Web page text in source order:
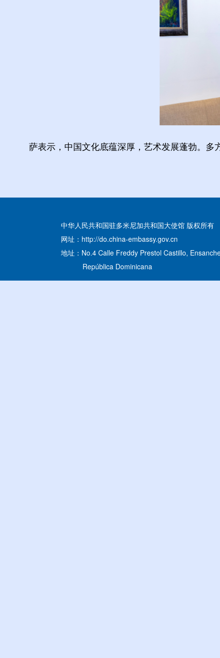
萨表示，中国文化底蕴深厚，艺术发展蓬勃。
中华人民共和国驻多米尼加共和国大使馆 版权所有
网址：http://do.china-embassy.gov.cn
地址：No.4 Calle Freddy Prestol Castillo,
República Dominicana